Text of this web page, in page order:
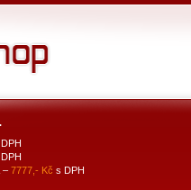
– 7777,- Kč s DPH